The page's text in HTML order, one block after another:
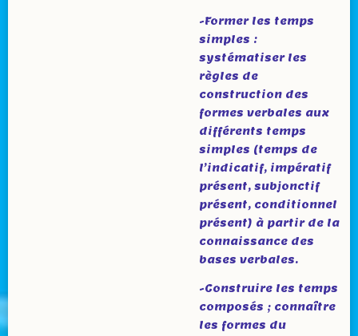
-Former les temps
simples :
systématiser les
règles de
construction des
formes verbales aux
différents temps
simples (temps de
l’indicatif, impératif
présent, subjonctif
présent, conditionnel
présent) à partir de la
connaissance des
bases verbales.
-Construire les temps
composés ; connaître
les formes du